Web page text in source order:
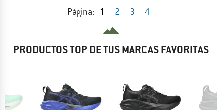
Página: 1 2 3 4
PRODUCTOS TOP DE TUS MARCAS FAVORITAS